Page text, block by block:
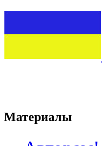
Материалы